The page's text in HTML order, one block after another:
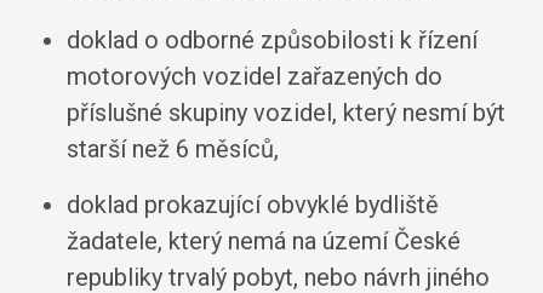
doklad o odborné způsobilosti k řízení
motorových vozidel zařazených do
příslušné skupiny vozidel, který nesmí být
starší než 6 měsíců,
doklad prokazující obvyklé bydliště
žadatele, který nemá na území České
republiky trvalý pobyt, nebo návrh jiného